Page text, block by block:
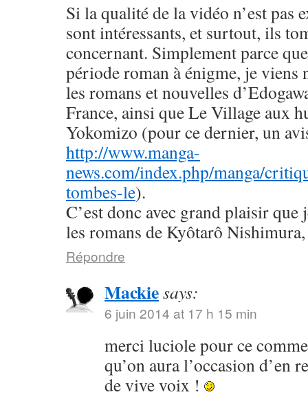
Si la qualité de la vidéo n’est pas
sont intéressants, et surtout, ils
concernant. Simplement parce
période roman à énigme, je viens
les romans et nouvelles
France, ainsi que Le Village aux
Yokomizo (pour ce dernier, un
http://www.manga-
news.com/index.php/manga/
tombes-le).
C’est donc avec grand plaisir que
les romans de Kyôtarô
Répondre
Mackiesays:
6 juin 2014 at 17 h 15 min
merci luciole pour ce
qu’on aura l’occasion d’en
de vive voix !